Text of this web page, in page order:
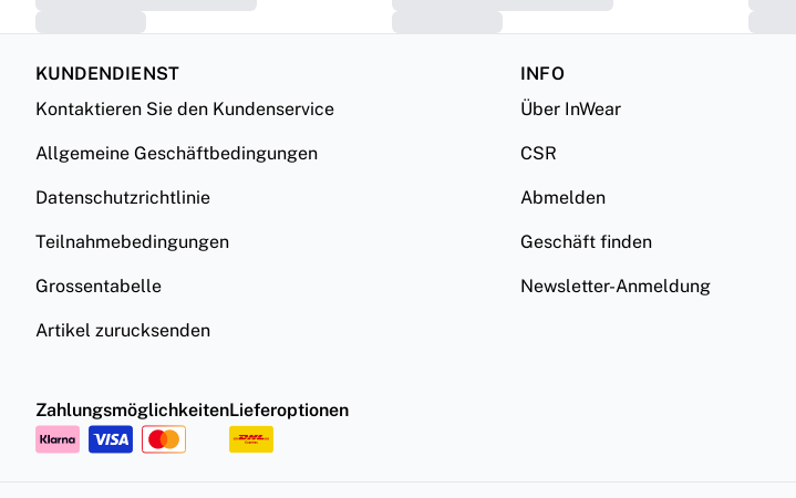
KUNDENDIENST
Kontaktieren Sie den Kundenservice
Allgemeine Geschäftbedingungen
Datenschutzrichtlinie
Teilnahmebedingungen
Grossentabelle
Artikel zurucksenden
INFO
Über InWear
CSR
Abmelden
Geschäft finden
Newsletter-Anmeldung
ZahlungsmöglichkeitenLieferoptionen